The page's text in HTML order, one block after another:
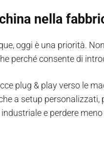
nella
oggi è una priorità.
perché consente di
plug & play verso le
a setup
e perdere